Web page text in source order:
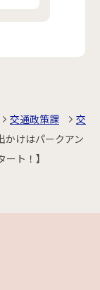
交通政策課
交
かけはパークアン
ト！】